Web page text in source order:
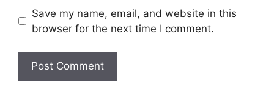
Save my name, email, and website in this
browser for the next time I comment.